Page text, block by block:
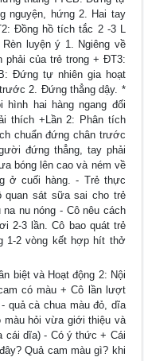
nguyện, hứng 2. Hai tay
Đồng hồ tích tắc 2 -3 L
luyện ý 1. Ngiêng về
phải của trẻ trong + ĐT3:
Đứng tự nhiên gia hoạt
2. Đứng thẳng dậy. *
hai hàng ngang đối
thích +Lần 2: Phân tích
chuẩn đứng chân trước
đứng thẳng, tay phải
bóng lên cao và ném về
ở cuối hàng. - Trẻ thực
quan sát sữa sai cho trẻ
nu nóng - Cô nêu cách
2-3 lần. Cô bao quát trẻ
1-2 vòng kết hợp hít thở
biệt và Hoạt động 2: Nội
có màu + Cô lần lượt
quả cà chua màu đỏ, dĩa
màu hỏi vừa giới thiệu và
cái dĩa) - Có ý thức + Cái
Quả cam màu gì? khi